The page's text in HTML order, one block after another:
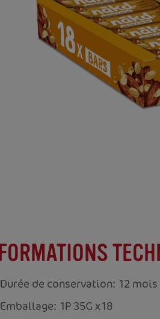
Durée de conservation: 12 mois
Emballage: 1P 35G x18